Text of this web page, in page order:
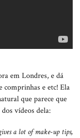
em Londres, e dá
comprinhas e etc! Ela
que parece que
vídeos dela:
a lot of make-up tips,